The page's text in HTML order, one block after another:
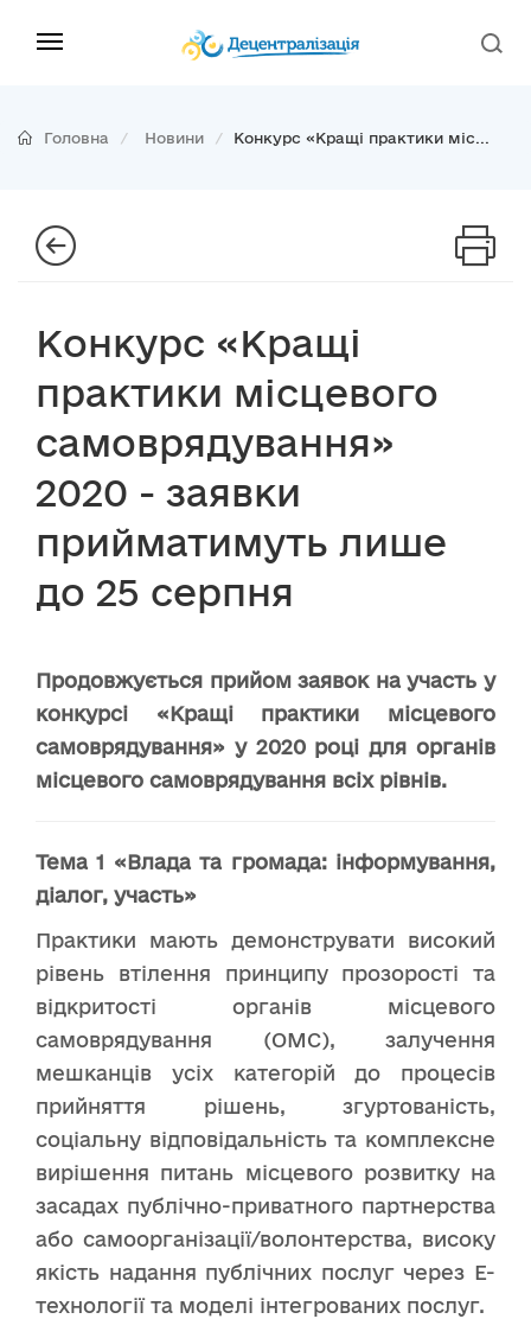
Головна Новини Конкурс «Кращі практики міс...
Конкурс «Кращі
практики місцевого
самоврядування»
2020 - заявки
прийматимуть лише
до 25 серпня
Продовжується прийом заявок на участь у
конкурсі «Кращі практики місцевого
самоврядування» у 2020 році для органів
місцевого самоврядування всіх рівнів.
Тема 1 «Влада та громада: інформування,
діалог, участь»
Практики мають демонструвати високий
рівень втілення принципу прозорості та
відкритості органів місцевого
самоврядування (ОМС), залучення
мешканців усіх категорій до процесів
прийняття рішень, згуртованість,
соціальну відповідальність та комплексне
вирішення питань місцевого розвитку на
засадах публічно-приватного партнерства
або самоорганізації/волонтерства, високу
якість надання публічних послуг через Е-
технології та моделі інтегрованих послуг.